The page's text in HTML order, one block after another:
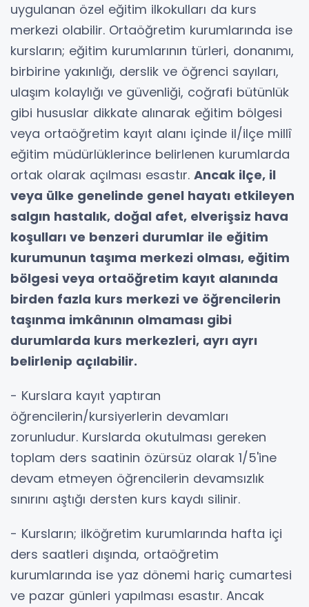
uygulanan özel eğitim ilkokulları da kurs
merkezi olabilir. Ortaöğretim kurumlarında ise
kursların; eğitim kurumlarının türleri, donanımı,
birbirine yakınlığı, derslik ve öğrenci sayıları,
ulaşım kolaylığı ve güvenliği, coğrafi bütünlük
gibi hususlar dikkate alınarak eğitim bölgesi
veya ortaöğretim kayıt alanı içinde il/ilçe millî
eğitim müdürlüklerince belirlenen kurumlarda
ortak olarak açılması esastır. Ancak ilçe, il
veya ülke genelinde genel hayatı etkileyen
salgın hastalık, doğal afet, elverişsiz hava
koşulları ve benzeri durumlar ile eğitim
kurumunun taşıma merkezi olması, eğitim
bölgesi veya ortaöğretim kayıt alanında
birden fazla kurs merkezi ve öğrencilerin
taşınma imkânının olmaması gibi
durumlarda kurs merkezleri, ayrı ayrı
belirlenip açılabilir.
- Kurslara kayıt yaptıran
öğrencilerin/kursiyerlerin devamları
zorunludur. Kurslarda okutulması gereken
toplam ders saatinin özürsüz olarak 1/5'ine
devam etmeyen öğrencilerin devamsızlık
sınırını aştığı dersten kurs kaydı silinir.
- Kursların; ilköğretim kurumlarında hafta içi
ders saatleri dışında, ortaöğretim
kurumlarında ise yaz dönemi hariç cumartesi
ve pazar günleri yapılması esastır. Ancak